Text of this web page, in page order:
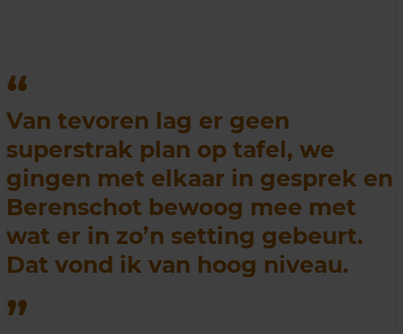
Van tevoren lag er geen
superstrak plan op tafel, we
gingen met elkaar in gesprek en
Berenschot bewoog mee met
wat er in zo’n setting gebeurt.
Dat vond ik van hoog niveau.